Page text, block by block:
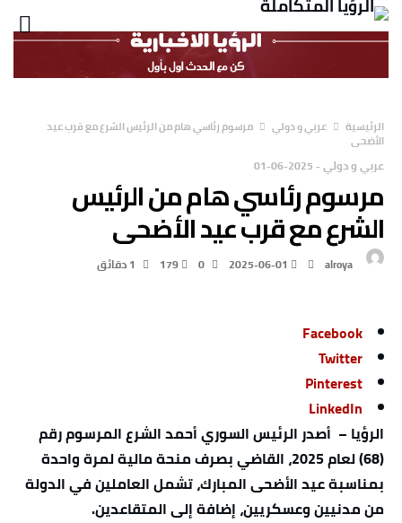
‫الرئيسية‬ عربي و دولي
مرسوم رئاسي هام من الرئيس الشرع مع قرب عيد
الأضحى
عربي و دولي-
2025-06-01
مرسوم رئاسي هام من الرئيس
الشرع مع قرب عيد الأضحى
alroya
2025-06-01
179 1 ‫دقائق‬
Facebook
Twitter
Pinterest
LinkedIn
الرؤيا – أصدر الرئيس السوري أحمد الشرع المرسوم رقم
(68) لعام 2025، القاضي بصرف منحة مالية لمرة واحدة
بمناسبة عيد الأضحى المبارك، تشمل العاملين في الدولة
من مدنيين وعسكريين، إضافة إلى المتقاعدين.